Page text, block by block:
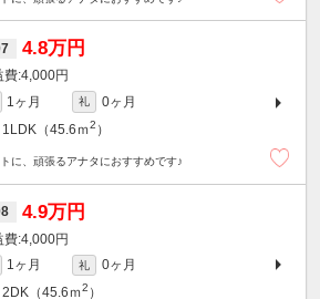
4.8万円
4,000円
1ヶ月 礼
0ヶ月
1LDK（45.6ｍ2 ）
に、頑張るアナタにおすすめです♪
4.9万円
4,000円
1ヶ月 礼
0ヶ月
2DK（45.6ｍ2 ）